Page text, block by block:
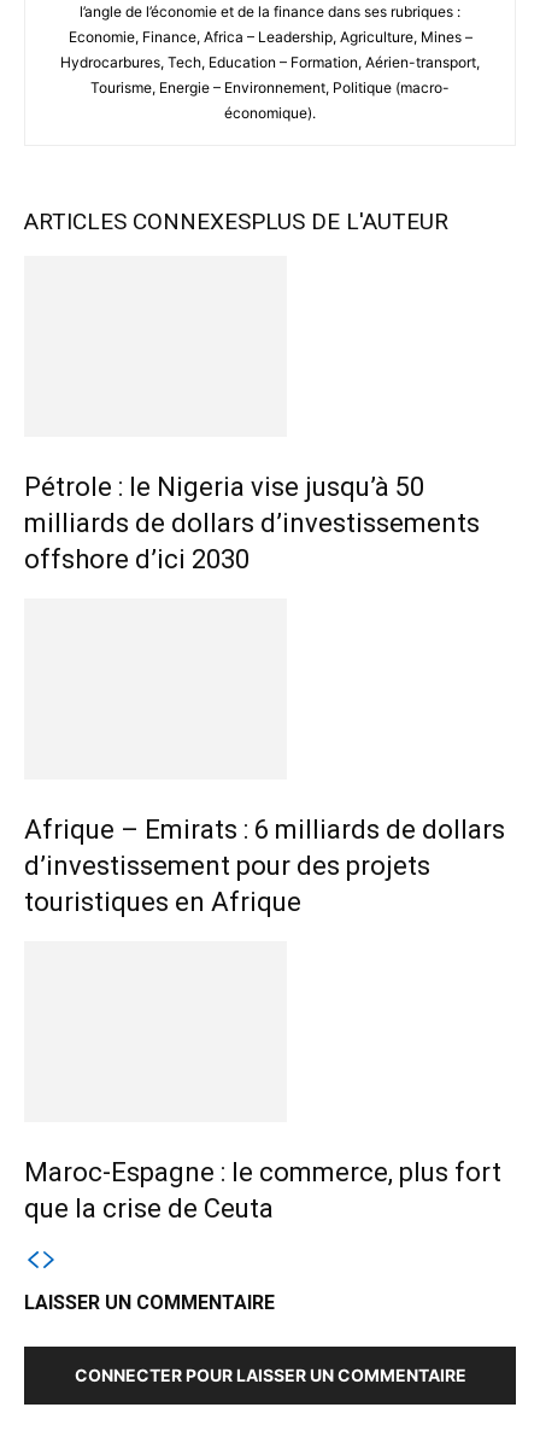
l’angle de l’économie et de la finance dans ses rubriques :
Economie, Finance, Africa – Leadership, Agriculture, Mines –
Hydrocarbures, Tech, Education – Formation, Aérien-transport,
Tourisme, Energie – Environnement, Politique (macro-
économique).
ARTICLES CONNEXESPLUS DE L'AUTEUR
Pétrole : le Nigeria vise jusqu’à 50
milliards de dollars d’investissements
offshore d’ici 2030
Afrique – Emirats : 6 milliards de dollars
d’investissement pour des projets
touristiques en Afrique
Maroc-Espagne : le commerce, plus fort
que la crise de Ceuta
LAISSER UN COMMENTAIRE
CONNECTER POUR LAISSER UN COMMENTAIRE